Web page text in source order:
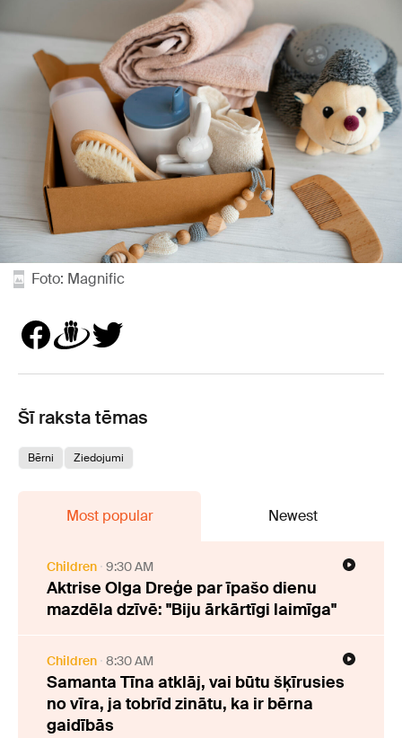
Foto: Magnific
Šī raksta tēmas
Bērni Ziedojumi
Most popular Newest
Children 9:30 AM
Aktrise Olga Dreģe par īpašo dienu
mazdēla dzīvē: "Biju ārkārtīgi laimīga"
Children 8:30 AM
Samanta Tīna atklāj, vai būtu šķīrusies
no vīra, ja tobrīd zinātu, ka ir bērna
gaidībās